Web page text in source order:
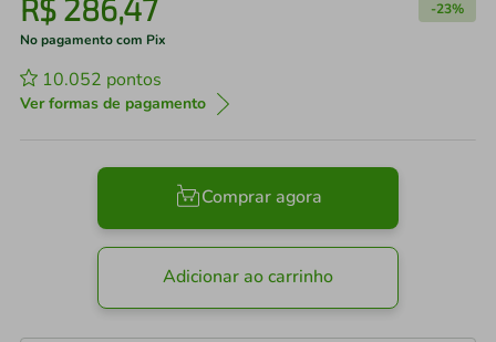
R$ 286,47 -23%
No pagamento com Pix
10.052 pontos
Ver formas de pagamento
Comprar agora
Adicionar ao carrinho